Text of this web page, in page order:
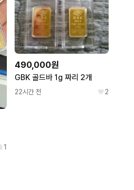
1
490,000원
GBK 골드바 1g 짜리 2개
22시간 전 2